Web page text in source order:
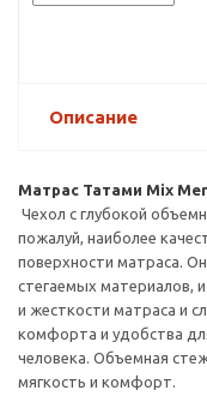
Описание
Матрас Татами Mix
Чехол с глубокой
пожалуй, наиболее
поверхности матраса.
стегаемых материалов,
и жесткости матраса и
комфорта и удобства
человека. Объемная
мягкость и комфорт.